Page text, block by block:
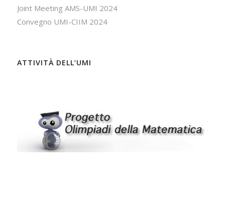
Joint Meeting AMS-UMI 2024
Convegno UMI-CIIM 2024
ATTIVITÀ DELL’UMI